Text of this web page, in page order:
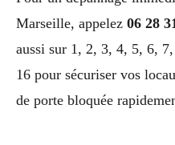
Marseille, appelez 06 28
aussi sur 1, 2, 3, 4, 5, 6,
16 pour sécuriser vos
de porte bloquée